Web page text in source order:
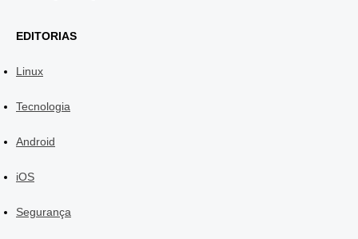
EDITORIAS
Linux
Tecnologia
Android
iOS
Segurança